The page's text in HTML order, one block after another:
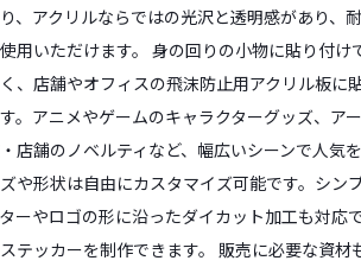
、アクリルならではの光沢と透明感があり、
用いただけます。 身の回りの小物に貼り付け
、店舗やオフィスの飛沫防止用アクリル板に
。アニメやゲームのキャラクターグッズ、ア
店舗のノベルティなど、幅広いシーンで人気
や形状は自由にカスタマイズ可能です。シン
ーやロゴの形に沿ったダイカット加工も対応
テッカーを制作できます。 販売に必要な資材